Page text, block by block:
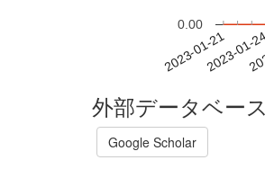
2023-01-212023-01-
0.00
外部データベー
Google Scholar